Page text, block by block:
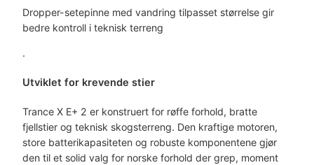
Dropper-setepinne med vandring tilpasset størrelse gir
bedre kontroll i teknisk terreng
.
Utviklet for krevende stier
Trance X E+ 2 er konstruert for røffe forhold, bratte
fjellstier og teknisk skogsterreng. Den kraftige motoren,
store batterikapasiteten og robuste komponentene gjør
den til et solid valg for norske forhold der grep, moment